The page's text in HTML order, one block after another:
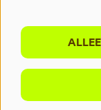
Meld